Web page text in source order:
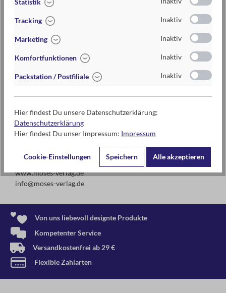
Warengruppe
Lieferzeit
Preis
Maße ca. 7,5 cm x Ø 5,5 cm
Kontaktdaten des Herstellers
moses. Verlag GmbH
www.moses-verlag.de
info@moses-verlag.de
Von uns liebevoll designte Produkte
Kompetenter Service
Versandkostenfrei ab 29 €
Flexible Zahlarten
Statistik
Tracking Inaktiv
Marketing Inaktiv
Komfortfunktionen Inaktiv
Packstation / Postfiliale Inaktiv
Hier findest Du unsere Datenschutzerklärung:
Datenschutzerklärung
Hier findest Du unser Impressum: Impressum
Cookie-Einstellungen Speichern Alle akzeptieren